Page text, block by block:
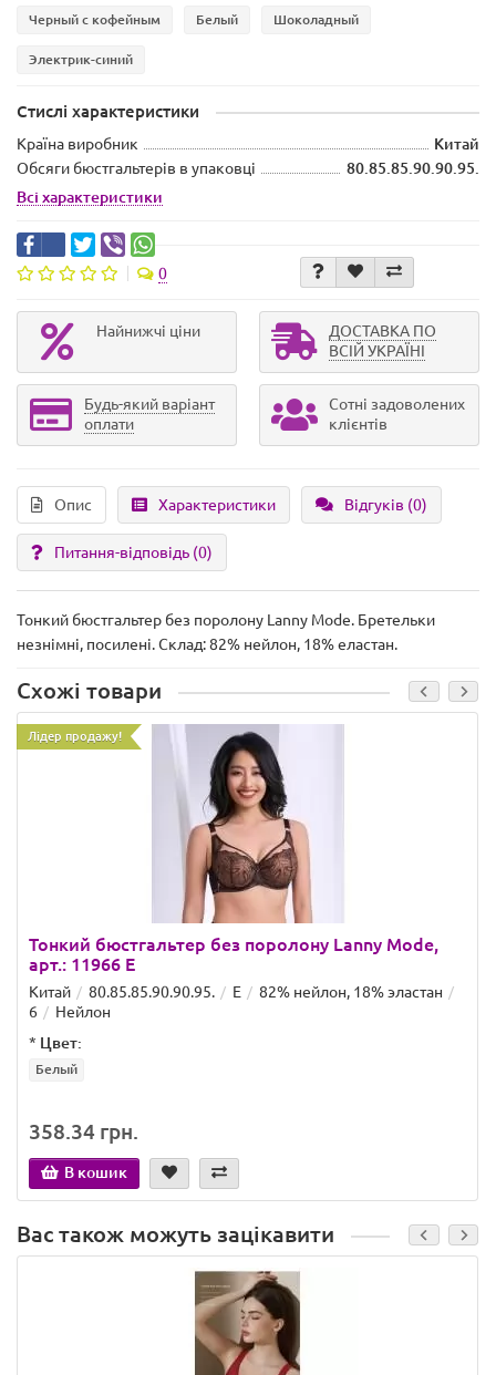
Черный с кофейным Белый Шоколадный
Электрик-синий
Стислі характеристики
Країна виробник
Китай
Обсяги бюстгальтерів в упаковці
80.85.85.90.90.95.
Всі характеристики
0
Найнижчі ціни
ДОСТАВКА ПО
ВСІЙ УКРАЇНІ
Будь-який варіант
оплати
Сотні задоволених
клієнтів
Опис Характеристики Відгуків (0)
Питання-відповідь (0)
Тонкий бюстгальтер без поролону Lanny Mode. Бретельки
незнімні, посилені. Склад: 82% нейлон, 18% еластан.
Схожі товари
Лідер продажу!
Тонкий бюстгальтер без поролону Lanny Mode,
арт.: 11966 E
Китай 80.85.85.90.90.95. E
82% нейлон, 18% эластан
6
Нейлон
* Цвет:
Белый
358.34 грн.
В кошик
Вас також можуть зацікавити